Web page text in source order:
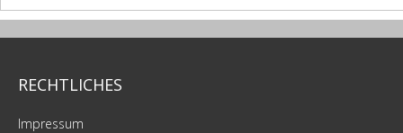
RECHTLICHES
Impressum